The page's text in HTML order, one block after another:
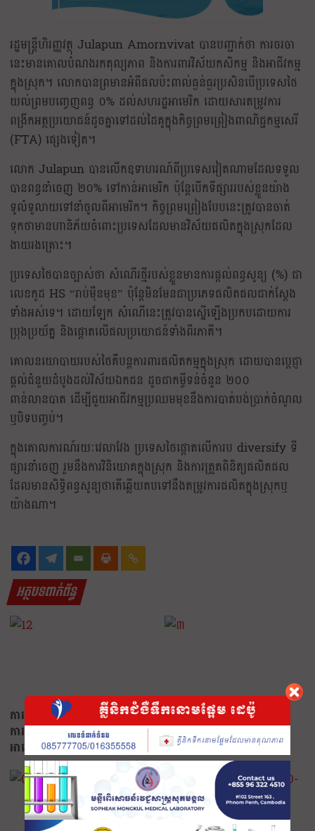
រដ្ឋមន្ត្រីហិរញ្ញវត្ថុ Julapun Amornvivat បានបញ្ជាក់ថា ការចរចា
នេះមានគោលបំណងរកតុល្យភាព និងការពារ​វិស័យកសិកម្ម និងអាជីវកម្ម
ក្នុងស្រុក។ លោកបានព្រមានអំពីផលប៉ះពាល់ធ្ងន់ធ្ងរប្រសិនបើប្រទេសថៃ
យល់ព្រមបញ្ចេញពន្ធ ០% ដល់សហរដ្ឋអាមេរិក ដោយសារតម្រូវការ
ពង្រីកអត្ថប្រយោជន៍ដូចគ្នា​ទៅដល់ដៃគូក្នុងកិច្ចព្រមព្រៀងពាណិជ្ជកម្មសេរី
(FTA) ផ្សេងទៀត។
លោក Julapun បានលើកឧទាហរណ៍ពីប្រទេសវៀតណាមដែលទទួល
បានពន្ធនាំចេញ ២០% ទៅកាន់អាមេរិក ប៉ុន្តែបើកទីផ្សាររបស់ខ្លួនយ៉ាង
ទូលំទូលាយទៅនាំចូលពីអាមេរិក។ កិច្ចព្រមព្រៀងបែបនេះត្រូវបានចាត់
ទុកថាមានហានិភ័យចំពោះប្រទេសដែលមានវិស័យផលិតក្នុងស្រុកដែល
ងាយរងគ្រោះ។
ប្រទេសថៃបានច្បាស់ថា សំណើរថ្មីរបស់ខ្លួនមានការផ្តល់ពន្ធសូន្យ (%) ជា
លេខកូដ HS “រាប់ម៉ឺនមុខ” ប៉ុន្តែមិនមែនជាប្រភេទផលិតផលជាក់ស្តែង
ទាំងអស់ទេ។ ដោយឡែក សំណើនេះត្រូវបានស្នើឡើងប្រកបដោយការ
ប្រុងប្រយ័ត្ន និងផ្តោតលើផលប្រយោជន៍ទាំងពីរភាគី។
គោលនយោបាយរបស់ថៃគឺបន្តការពារផលិតកម្មក្នុងស្រុក ដោយបានប្តេជ្ញា
ផ្តល់ជំនួយដំបូងដល់វិស័យឯកជន ដូចជាកម្ចីទន់ចំនួន ២០០
ពាន់លានបាត ដើម្បីជួយអាជីវកម្មប្រឈមមុខនឹងការបាត់បង់ប្រាក់ចំណូល
ឬបិទបញ្ចប់។
ក្នុងគោលការណ៍រយៈវេលាវែង ប្រទេសថៃផ្តោតលើការប diversify ទី
ផ្សារនាំចេញ រួមនឹងការវិនិយោគក្នុងស្រុក និងការត្រួតពិនិត្យផលិតផល
ដែលមានសិទ្ធិពន្ធសូន្យថាតើឆ្លើយតបទៅនឹងតម្រូវការផលិតក្នុងស្រុកឬ
យ៉ាងណា។
អត្ថបទពាក់ព័ន្ធ
ការ​នាំ​ចេញ​របស់​ឥណ្ឌា​ប្រឈម​នឹង​
ការ​វាយ​ប្រហារ​ ខណៈសហរដ្ឋ​
អាមេរិក​ប្រកាសទណ្ឌកម្មថ្មី
តាមរយៈការតំឡើងពន្ធ
បេក្ខជនសរុបចំនួន
១,៩០២នាក់…